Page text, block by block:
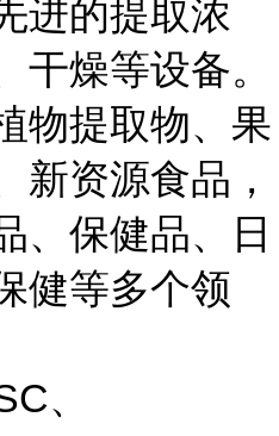
进的提取浓
干燥等设备。
物提取物、果
新资源食品，
、保健品、日
健等多个领
、